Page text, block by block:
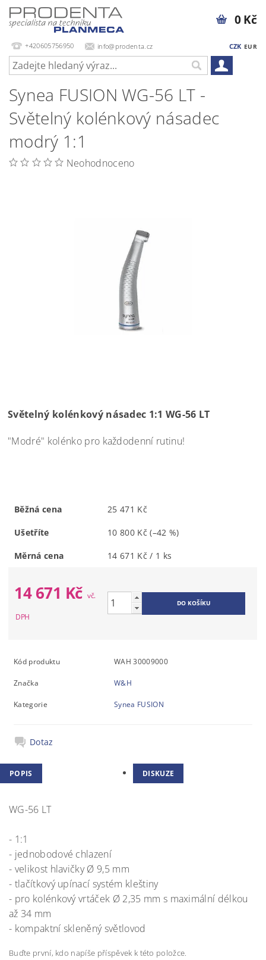
+420605756950 info@prodenta.cz CZK EUR
0 Kč
Synea FUSION WG-56 LT -
Světelný kolénkový násadec
modrý 1:1
Neohodnoceno
Světelný kolénkový násadec 1:1 WG-56 LT
"Modré" kolénko pro každodenní rutinu!
Běžná cena 25 471 Kč
Ušetříte 10 800 Kč(–42 %)
Měrná cena 14 671 Kč / 1 ks
14 671 Kč
Kód produktu WAH 30009000
Značka W&H
Kategorie Synea FUSION
Dotaz
POPIS DISKUZE
WG-56 LT
- 1:1
- jednobodové chlazení
- velikost hlavičky Ø 9,5 mm
- tlačítkový upínací systém kleštiny
- pro kolénkový vrtáček Ø 2,35 mm s maximální délkou
až 34 mm
- kompaktní skleněný světlovod
Buďte první, kdo napíše příspěvek k této položce.